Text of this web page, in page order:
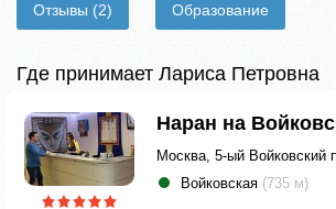
Отзывы (2) Образование
Где принимает Лариса Петровна
Наран на
Москва, 5-ый Войковский
Войковская (735 м)